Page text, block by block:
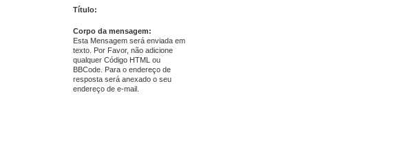
Título:
Corpo da mensagem:
Esta Mensagem será enviada em
texto. Por Favor, não adicione
qualquer Código HTML ou
BBCode. Para o endereço de
resposta será anexado o seu
endereço de e-mail.